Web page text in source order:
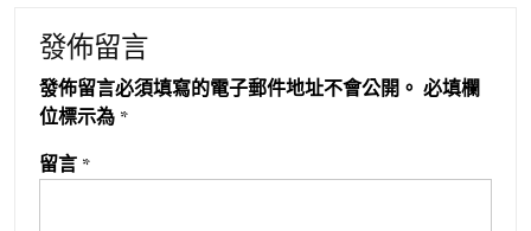
發佈留言
發佈留言必須填寫的電子郵件地址不會公開。 必填欄
位標示為 *
留言 *